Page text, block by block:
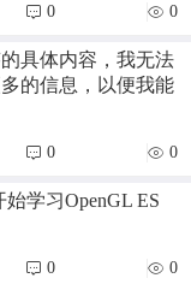
0 0
具体内容，我无法
的信息，以便我能
0 0
学习OpenGL ES
0 0